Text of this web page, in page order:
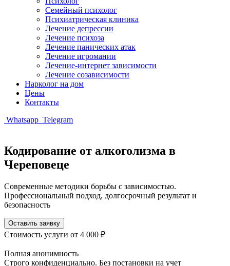
Семейный психолог
Психиатрическая клиника
Лечение депрессии
Лечение психоза
Лечение панических атак
Лечение игромании
Лечение-интернет зависимости
Лечение созависимости
Нарколог на дом
Цены
Контакты
Whatsapp Telegram
Кодирование от алкоголизма в
Череповеце
Современные методики борьбы с зависимостью.
Профессиональный подход, долгосрочный результат и
безопасность
Оставить заявку
Стоимость услуги от 4 000 ₽
Полная анонимность
Строго конфиденциально. Без постановки на учет